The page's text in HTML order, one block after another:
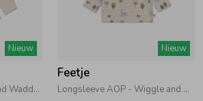
Nieuw
Longsleeve - Wiggle and Waddle Offwhite
Nieuw
Feetje
Longsleeve AOP - Wiggle and Waddle Offwhite